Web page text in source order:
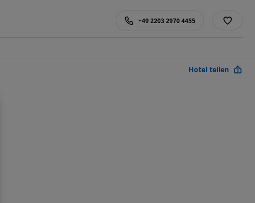
+49 2203 2970 4455
Hotel teilen